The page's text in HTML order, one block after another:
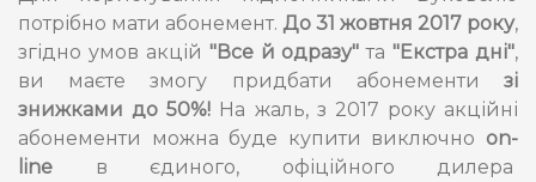
потрібно мати абонемент. До 31 жовтня 2017 року,
згідно умов акцій "Все й одразу" та "Екстра дні",
ви маєте змогу придбати абонементи зі
знижками до 50%! На жаль, з 2017 року акційні
абонементи можна буде купити виключно on-
line в єдиного, офіційного дилера